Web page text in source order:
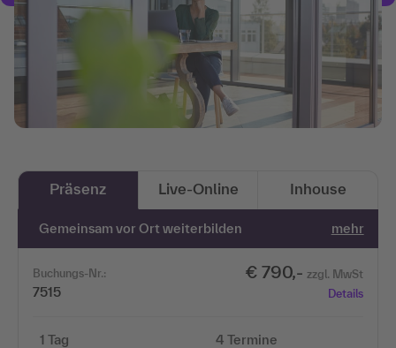
Präsenz Live-Online Inhouse
Gemeinsam vor Ort weiterbilden mehr
Buchungs-Nr.:
7515
€ 790,- zzgl. MwSt
Details
1 Tag
4 Termine